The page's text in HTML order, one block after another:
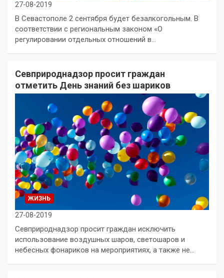
27-08-2019
В Севастополе 2 сентября будет безалкогольным. В
соответствии с региональным законом «О
регулировании отдельных отношений в…
Севприроднадзор просит граждан
отметить День знаний без шариков
ЖИЗНЬ
27-08-2019
Севприроднадзор просит граждан исключить
использование воздушных шаров, светошаров и
небесных фонариков на мероприятиях, а также не…